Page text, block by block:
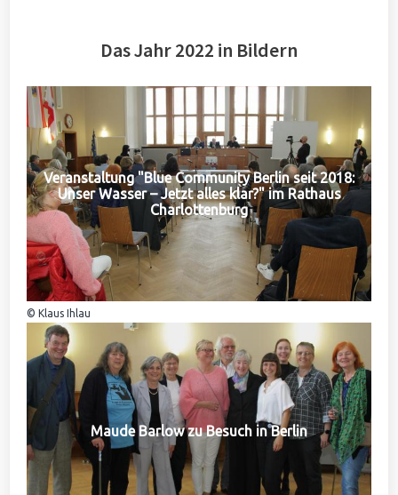
Das Jahr 2022 in Bildern
Veranstaltung "Blue Community Berlin seit 2018:
Unser Wasser – Jetzt alles klar?" im Rathaus
Charlottenburg
© Klaus Ihlau
Maude Barlow zu Besuch in Berlin